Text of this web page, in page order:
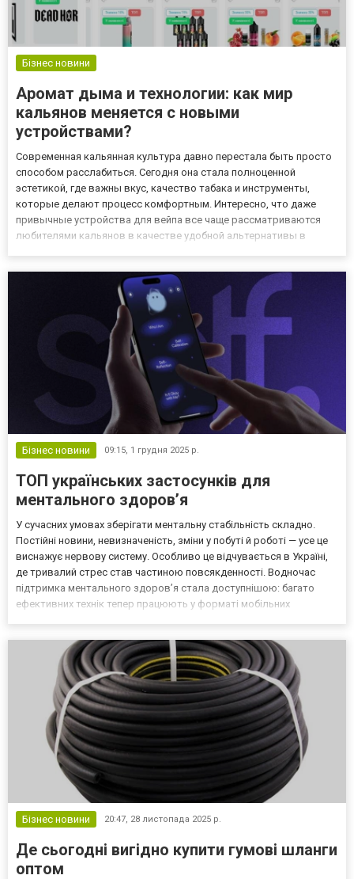
Бізнес новини
Аромат дыма и технологии: как мир
кальянов меняется с новыми
устройствами?
Современная кальянная культура давно перестала быть просто
способом расслабиться. Сегодня она стала полноценной
эстетикой, где важны вкус, качество табака и инструменты,
которые делают процесс комфортным. Интересно, что даже
привычные устройства для вейпа все чаще рассматриваются
любителями кальянов в качестве удобной альтернативы в
Бізнес новини 09:15, 1 грудня 2025 р.
ТОП українських застосунків для
ментального здоров’я
У сучасних умовах зберігати ментальну стабільність складно.
Постійні новини, невизначеність, зміни у побуті й роботі — усе це
виснажує нервову систему. Особливо це відчувається в Україні,
де тривалий стрес став частиною повсякденності. Водночас
підтримка ментального здоров’я стала доступнішою: багато
ефективних технік тепер працюють у форматі мобільних
Бізнес новини 20:47, 28 листопада 2025 р.
Де сьогодні вигідно купити гумові шланги
оптом